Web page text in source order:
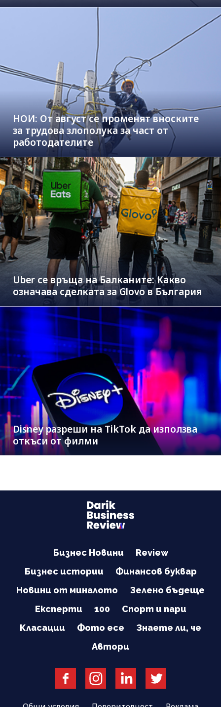
НОИ: От август се променят вноските
за трудова злополука за част от
работодателите
Uber се връща на Балканите: Какво
означава сделката за Glovo в България
Disney разреши на TikTok да използва
откъси от филми
Бизнес Новини
Review
Бизнес истории
Финансов буквар
Новини от миналото
Зелено бъдеще
Експерти
100
Спорт и пари
Класации
Фото есе
Знаете ли, че
Автори